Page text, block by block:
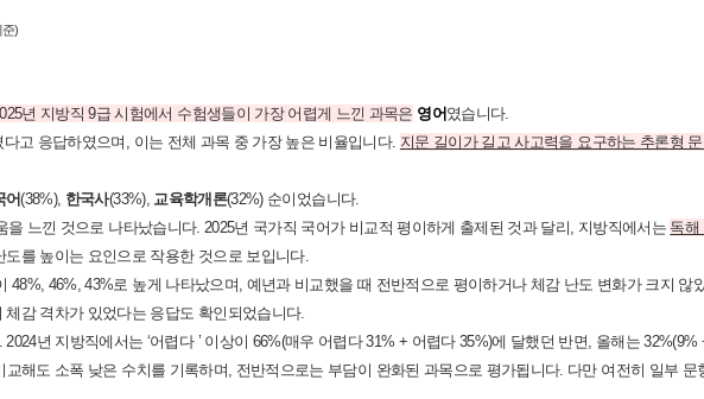
)
년 지방직 9급 시험에서 수험생들이 가장 어렵게 느낀 과목은 영어 였습니다.
다고 응답하였으며, 이는 전체 과목 중 가장 높은 비율입니다. 지문 길이가 길고 사고력을 요구하는 추론형
어(38%), 한국사(33%), 교육학개론(32%) 순이었습니다.
을 느낀 것으로 나타났습니다. 2025년 국가직 국어가 비교적 평이하게 출제된 것과 달리, 지방직에서는 독해
를 높이는 요인으로 작용한 것으로 보입니다.
48%, 46%, 43%로 높게 나타났으며, 예년과 비교했을 때 전반적으로 평이하거나 체감 난도 변화가 크지 않
감 격차가 있었다는 응답도 확인되었습니다.
년 지방직에서는 ‘어렵다 ’ 이상이 66%(매우 어렵다 31% + 어렵다 35%)에 달했던 반면, 올해는
교해도 소폭 낮은 수치를 기록하며, 전반적으로는 부담이 완화된 과목으로 평가됩니다. 다만 여전히 일부